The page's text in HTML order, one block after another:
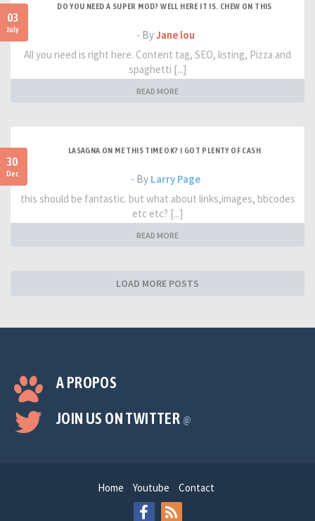
03
July
DO YOU NEED A SUPER MOD? WELL HERE IT IS. CHEW ON THIS
- ByJane lou
All you need is right here. Content tag, SEO, listing, Pizza and
spaghetti [...]
READ MORE
30
Dec
LASAGNA ON ME THIS TIME OK? I GOT PLENTY OF CASH
- By Larry Page
this should be fantastic. but what about links,images, bbcodes
etc etc? [...]
READ MORE
LOAD MORE POSTS
A PROPOS
JOIN US ON TWITTER @
Home Youtube Contact